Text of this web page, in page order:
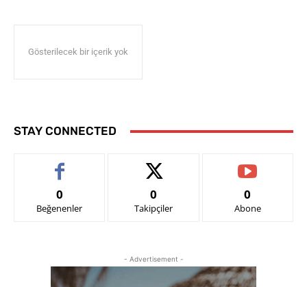
Gösterilecek bir içerik yok
STAY CONNECTED
0
Beğenenler
0
Takipçiler
0
Abone
- Advertisement -